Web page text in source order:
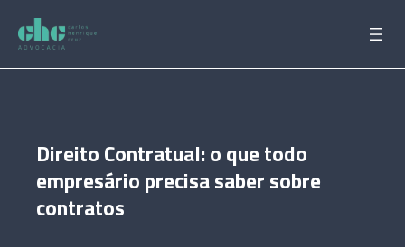
para
conteúdo
Direito Contratual: o que todo
empresário precisa saber sobre
contratos